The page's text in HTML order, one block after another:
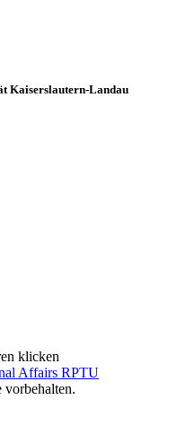
Kaiserslautern-Landau
klicken
Affairs RPTU